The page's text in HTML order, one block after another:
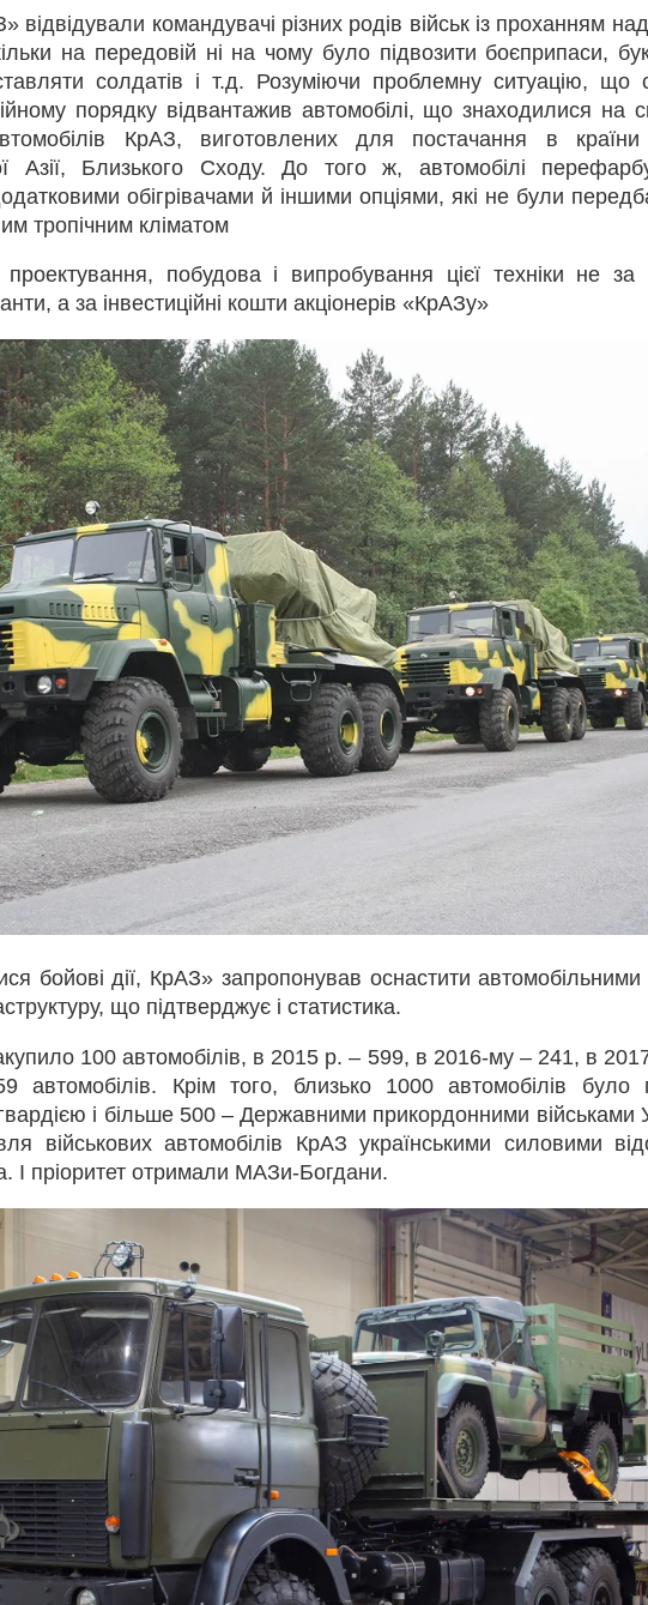
відвідували командувачі різних родів військ із проханням
на передовій ні на чому було підвозити боєприпаси,
солдатів і т.д. Розуміючи проблемну ситуацію, що
порядку відвантажив автомобілі, що знаходилися на
КрАЗ, виготовлених для постачання в
Азії, Близького Сходу. До того ж, автомобілі
обігрівачами й іншими опціями, які не були
тропічним кліматом
проектування, побудова і випробування цієї техніки не за
а за інвестиційні кошти акціонерів «КрАЗу»
бойові дії, КрАЗ» запропонував оснастити
що підтверджує і статистика.
100 автомобілів, в 2015 р. – 599, в 2016-му – 241, в
Крім того, близько 1000 автомобілів було
і більше 500 – Державними прикордонними військами
військових автомобілів КрАЗ українськими силовими
І пріоритет отримали МАЗи-Богдани.